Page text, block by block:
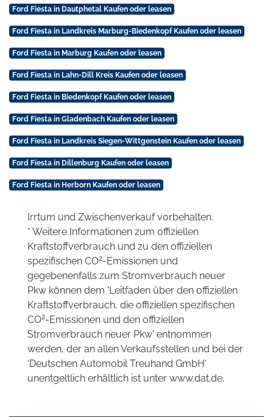
Ford Fiesta in Dautphetal Kaufen oder leasen
Ford Fiesta in Landkreis Marburg-Biedenkopf Kaufen oder leasen
Ford Fiesta in Marburg Kaufen oder leasen
Ford Fiesta in Lahn-Dill Kreis Kaufen oder leasen
Ford Fiesta in Biedenkopf Kaufen oder leasen
Ford Fiesta in Gladenbach Kaufen oder leasen
Ford Fiesta in Landkreis Siegen-Wittgenstein Kaufen oder leasen
Ford Fiesta in Dillenburg Kaufen oder leasen
Ford Fiesta in Herborn Kaufen oder leasen
Irrtum und Zwischenverkauf vorbehalten.
* Weitere Informationen zum offiziellen
Kraftstoffverbrauch und zu den offiziellen
spezifischen CO2-Emissionen und
gegebenenfalls zum Stromverbrauch neuer
Pkw können dem 'Leitfaden über den offiziellen
Kraftstoffverbrauch, die offiziellen spezifischen
CO2-Emissionen und den offiziellen
Stromverbrauch neuer Pkw' entnommen
werden, der an allen Verkaufsstellen und bei der
'Deutschen Automobil Treuhand GmbH'
unentgeltlich erhältlich ist unter www.dat.de.